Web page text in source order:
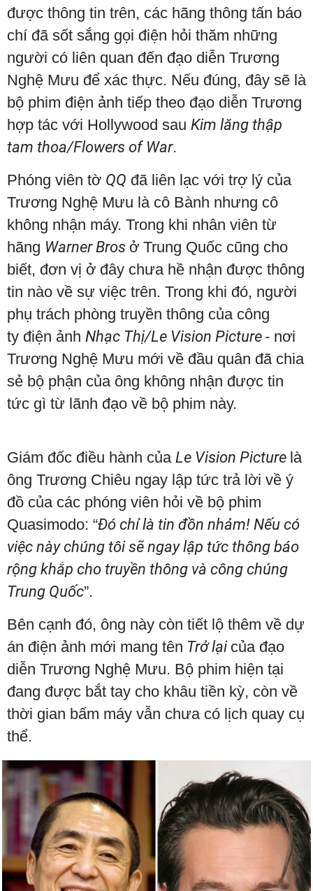
được thông tin trên, các hãng thông tấn báo
chí đã sốt sắng gọi điện hỏi thăm những
người có liên quan đến đạo diễn Trương
Nghệ Mưu để xác thực. Nếu đúng, đây sẽ là
bộ phim điện ảnh tiếp theo đạo diễn Trương
hợp tác với Hollywood sau Kim lăng thập
tam thoa/Flowers of War.
Phóng viên tờ QQ đã liên lạc với trợ lý của
Trương Nghệ Mưu là cô Bành nhưng cô
không nhận máy. Trong khi nhân viên từ
hãng Warner Bros ở Trung Quốc cũng cho
biết, đơn vị ở đây chưa hề nhận được thông
tin nào về sự việc trên. Trong khi đó, người
phụ trách phòng truyền thông của công
ty điện ảnh Nhạc Thị/Le Vision Picture - nơi
Trương Nghệ Mưu mới về đầu quân đã chia
sẻ bộ phận của ông không nhận được tin
tức gì từ lãnh đạo về bộ phim này.
Giám đốc điều hành của Le Vision Picture là
ông Trương Chiêu ngay lập tức trả lời về ý
đồ của các phóng viên hỏi về bộ phim
Quasimodo: “Đó chỉ là tin đồn nhảm! Nếu có
việc này chúng tôi sẽ ngay lập tức thông báo
rộng khắp cho truyền thông và công chúng
Trung Quốc”.
Bên cạnh đó, ông này còn tiết lộ thêm về dự
án điện ảnh mới mang tên Trở lại của đạo
diễn Trương Nghệ Mưu. Bộ phim hiện tại
đang được bắt tay cho khâu tiền kỳ, còn về
thời gian bấm máy vẫn chưa có lịch quay cụ
thể.